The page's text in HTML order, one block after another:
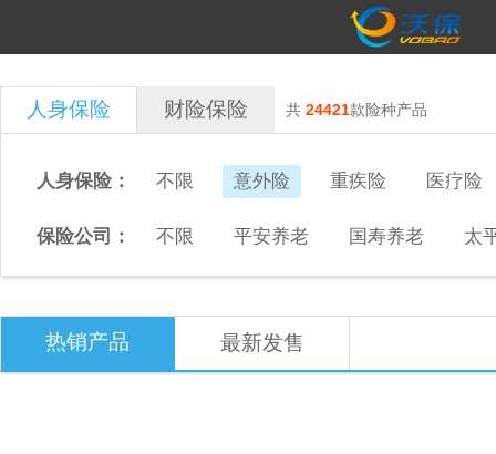
人身保险 财险保险 共 24421款险种产品
人身保险： 不限 意外险 重疾险 医疗险
保险公司： 不限 平安养老 国寿养老 太
热销产品 最新发售